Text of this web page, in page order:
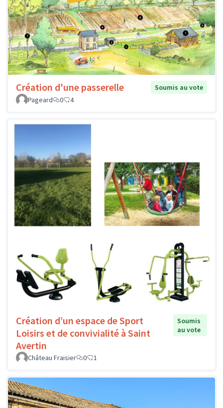
Création d'une passerelle
Soumis au vote
Pageard
0 4
Création d’un espace de Sport
Loisirs et de convivialité à Saint
Avertin
Soumis
au vote
Château Fraisier 0 1